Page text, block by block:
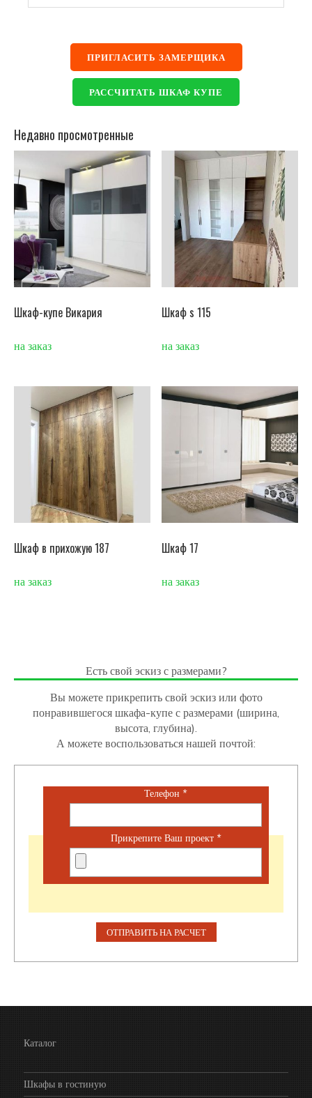
ПРИГЛАСИТЬ ЗАМЕРЩИКА
РАССЧИТАТЬ ШКАФ КУПЕ
Недавно просмотренные
Шкаф-купе Викария
на заказ
Шкаф s 115
на заказ
Шкаф в прихожую 187
на заказ
Шкаф 17
на заказ
Есть свой эскиз с размерами?
Вы можете прикрепить свой эскиз или фото
понравившегося шкафа-купе с размерами (ширина,
высота, глубина).
А можете воспользоваться нашей почтой:
Телефон *
Прикрепите Ваш проект *
Каталог
Шкафы в гостиную